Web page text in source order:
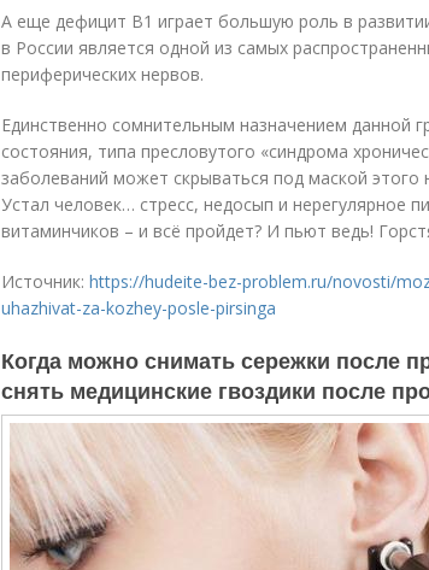
А еще дефицит В1 играет большую роль в
в России является одной из самых
периферических нервов.
Единственно сомнительным назначением данной
состояния, типа пресловутого «синдрома
заболеваний может скрываться под маской этого
Устал человек… стресс, недосып и нерегулярное
витаминчиков – и всё пройдет? И пьют ведь!
Источник: https://hudeite-bez-problem.ru/novosti/
uhazhivat-za-kozhey-posle-pirsinga
Когда можно снимать сережки после
снять медицинские гвоздики после